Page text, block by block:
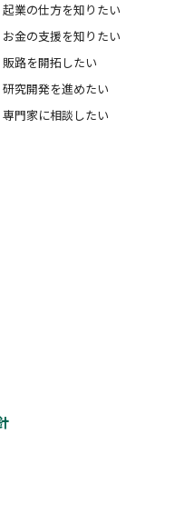
起業の仕方を知りたい
お金の支援を知りたい
販路を開拓したい
研究開発を進めたい
専門家に相談したい